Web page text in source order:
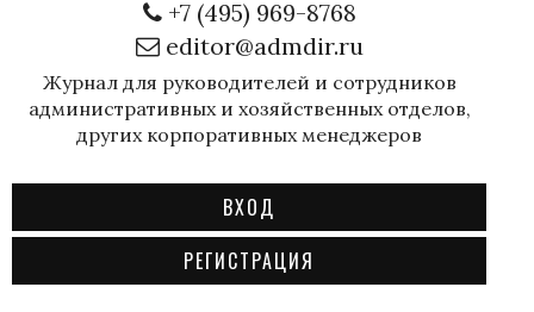
+7 (495) 969-8768
editor@admdir.ru
Журнал для руководителей и сотрудников
административных и хозяйственных отделов,
других корпоративных менеджеров
ВХОД
РЕГИСТРАЦИЯ